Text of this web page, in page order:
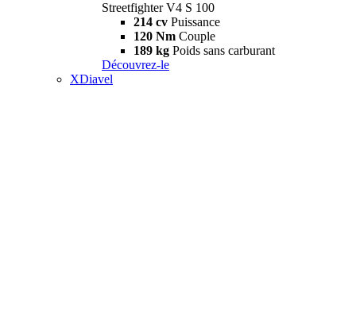
Streetfighter V4 S 100
214 cv Puissance
120 Nm Couple
189 kg Poids sans carburant
Découvrez-le
XDiavel